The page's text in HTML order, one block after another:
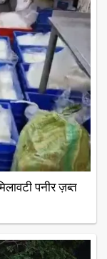
पनीर ज़ब्त